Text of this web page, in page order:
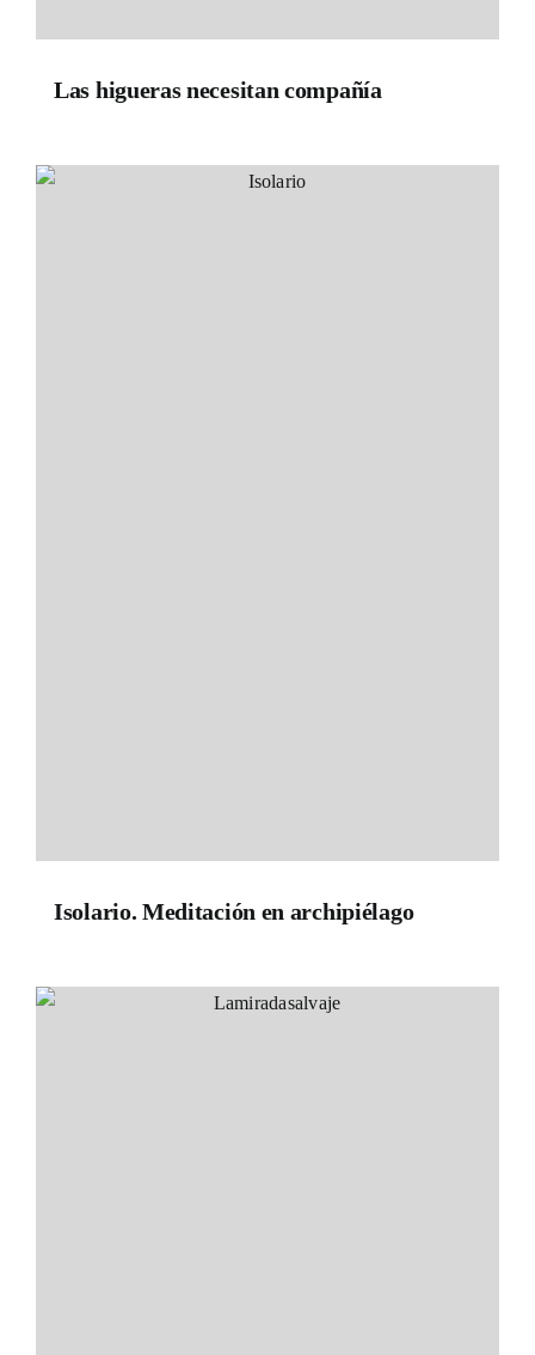
Las higueras necesitan compañía
Isolario. Meditación en archipiélago